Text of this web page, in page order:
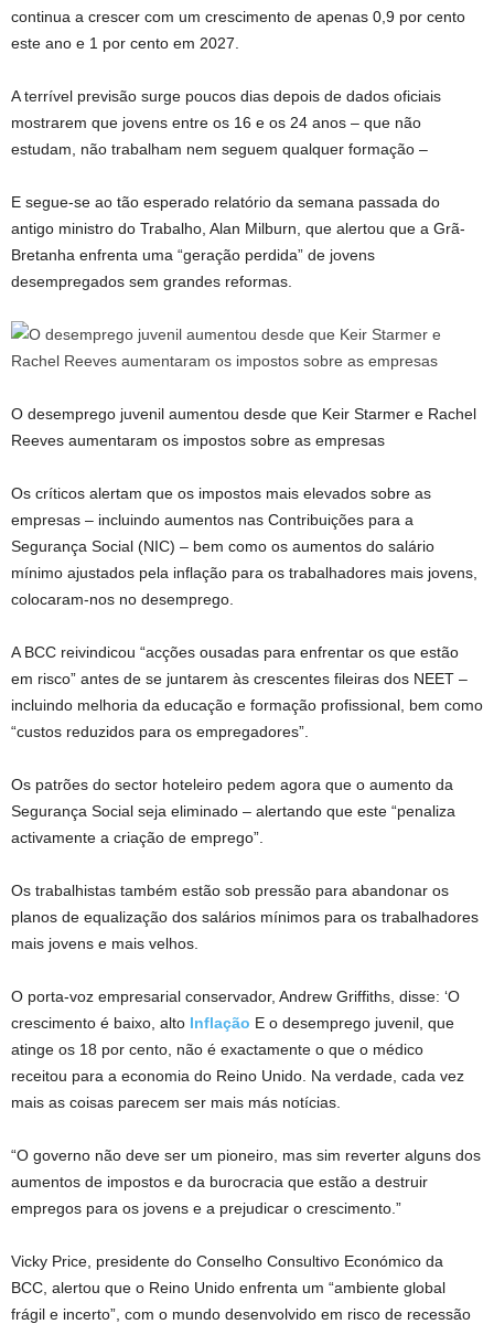
continua a crescer com um crescimento de apenas 0,9 por cento
este ano e 1 por cento em 2027.
A terrível previsão surge poucos dias depois de dados oficiais
mostrarem que jovens entre os 16 e os 24 anos – que não
estudam, não trabalham nem seguem qualquer formação –
E segue-se ao tão esperado relatório da semana passada do
antigo ministro do Trabalho, Alan Milburn, que alertou que a Grã-
Bretanha enfrenta uma “geração perdida” de jovens
desempregados sem grandes reformas.
O desemprego juvenil aumentou desde que Keir Starmer e Rachel
Reeves aumentaram os impostos sobre as empresas
Os críticos alertam que os impostos mais elevados sobre as
empresas – incluindo aumentos nas Contribuições para a
Segurança Social (NIC) – bem como os aumentos do salário
mínimo ajustados pela inflação para os trabalhadores mais jovens,
colocaram-nos no desemprego.
A BCC reivindicou “acções ousadas para enfrentar os que estão
em risco” antes de se juntarem às crescentes fileiras dos NEET –
incluindo melhoria da educação e formação profissional, bem como
“custos reduzidos para os empregadores”.
Os patrões do sector hoteleiro pedem agora que o aumento da
Segurança Social seja eliminado – alertando que este “penaliza
activamente a criação de emprego”.
Os trabalhistas também estão sob pressão para abandonar os
planos de equalização dos salários mínimos para os trabalhadores
mais jovens e mais velhos.
O porta-voz empresarial conservador, Andrew Griffiths, disse: ‘O
crescimento é baixo, alto Inflação E o desemprego juvenil, que
atinge os 18 por cento, não é exactamente o que o médico
receitou para a economia do Reino Unido. Na verdade, cada vez
mais as coisas parecem ser mais más notícias.
“O governo não deve ser um pioneiro, mas sim reverter alguns dos
aumentos de impostos e da burocracia que estão a destruir
empregos para os jovens e a prejudicar o crescimento.”
Vicky Price, presidente do Conselho Consultivo Económico da
BCC, alertou que o Reino Unido enfrenta um “ambiente global
frágil e incerto”, com o mundo desenvolvido em risco de recessão